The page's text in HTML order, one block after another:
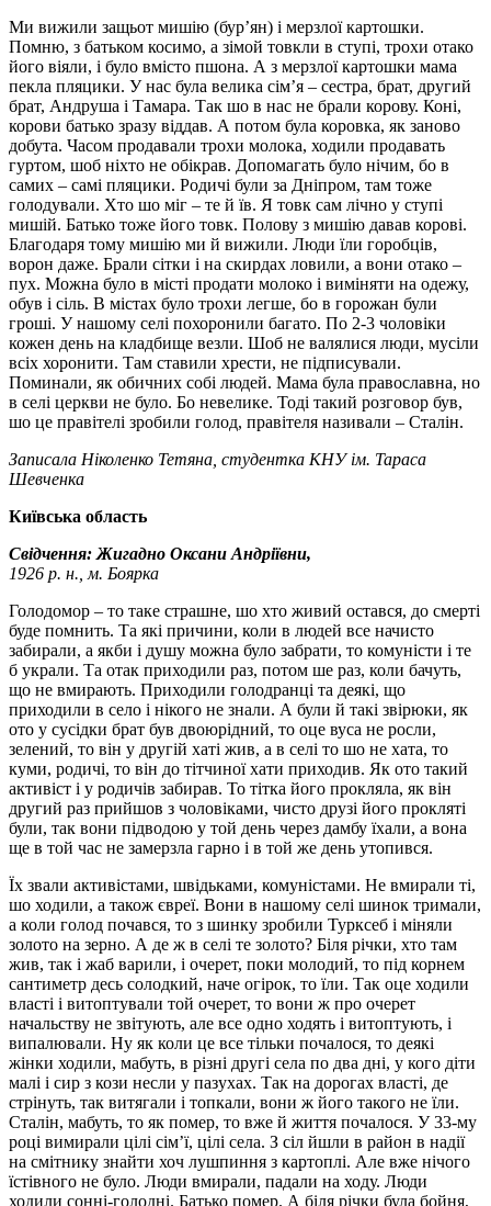
Ми вижили защьот мишію (бур’ян) і мерзлої картошки.
Помню, з батьком косимо, а зімой товкли в ступі, трохи отако
його віяли, і було вмісто пшона. А з мерзлої картошки мама
пекла пляцики. У нас була велика сім’я – сестра, брат, другий
брат, Андруша і Тамара. Так шо в нас не брали корову. Коні,
корови батько зразу віддав. А потом була коровка, як заново
добута. Часом продавали трохи молока, ходили продавать
гуртом, шоб ніхто не обікрав. Допомагать було нічим, бо в
самих – самі пляцики. Родичі були за Дніпром, там тоже
голодували. Хто шо міг – те й їв. Я товк сам лічно у ступі
мишій. Батько тоже його товк. Полову з мишію давав корові.
Благодаря тому мишію ми й вижили. Люди їли горобців,
ворон даже. Брали сітки і на скирдах ловили, а вони отако –
пух. Можна було в місті продати молоко і виміняти на одежу,
обув і сіль. В містах було трохи легше, бо в горожан були
гроші. У нашому селі похоронили багато. По 2-3 чоловіки
кожен день на кладбище везли. Шоб не валялися люди, мусіли
всіх хоронити. Там ставили хрести, не підписували.
Поминали, як обичних собі людей. Мама була православна, но
в селі церкви не було. Бо невелике. Тоді такий розговор був,
шо це правітелі зробили голод, правітеля називали – Сталін.
Записала Ніколенко Тетяна, студентка КНУ ім. Тараса
Шевченка
Київська область
Свідчення: Жигадно Оксани Андріївни,
1926 р. н., м. Боярка
Голодомор – то таке страшне, шо хто живий остався, до смерті
буде помнить. Та які причини, коли в людей все начисто
забирали, а якби і душу можна було забрати, то комуністи і те
б украли. Та отак приходили раз, потом ше раз, коли бачуть,
що не вмирають. Приходили голодранці та деякі, що
приходили в село і нікого не знали. А були й такі звірюки, як
ото у сусідки брат був двоюрідний, то оце вуса не росли,
зелений, то він у другій хаті жив, а в селі то шо не хата, то
куми, родичі, то він до тітчиної хати приходив. Як ото такий
активіст і у родичів забирав. То тітка його прокляла, як він
другий раз прийшов з чоловіками, чисто друзі його прокляті
були, так вони підводою у той день через дамбу їхали, а вона
ще в той час не замерзла гарно і в той же день утопився.
Їх звали активістами, швідьками, комуністами. Не вмирали ті,
шо ходили, а також євреї. Вони в нашому селі шинок тримали,
а коли голод почався, то з шинку зробили Турксеб і міняли
золото на зерно. А де ж в селі те золото? Біля річки, хто там
жив, так і жаб варили, і очерет, поки молодий, то під корнем
сантиметр десь солодкий, наче огірок, то їли. Так оце ходили
власті і витоптували той очерет, то вони ж про очерет
начальству не звітують, але все одно ходять і витоптують, і
випалювали. Ну як коли це все тільки почалося, то деякі
жінки ходили, мабуть, в різні другі села по два дні, у кого діти
малі і сир з кози несли у пазухах. Так на дорогах власті, де
стрінуть, так витягали і топкали, вони ж його такого не їли.
Сталін, мабуть, то як помер, то вже й життя почалося. У 33-му
році вимирали цілі сім’ї, цілі села. З сіл йшли в район в надії
на смітнику знайти хоч лушпиння з картоплі. Але вже нічого
їстівного не було. Люди вмирали, падали на ходу. Люди
ходили сонні-голодні. Батько помер. А біля річки була бойня,